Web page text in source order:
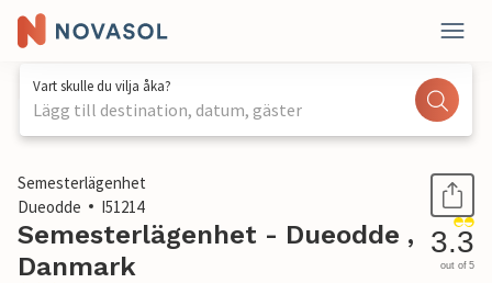
Vart skulle du vilja åka?
Lägg till destination, datum, gäster
1 / 19
Semesterlägenhet
Dueodde
I51214
Semesterlägenhet - Dueodde ,
Danmark
3.3
out of 5